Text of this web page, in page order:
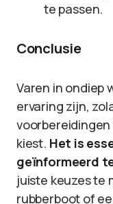
te passen.
Conclusie
Varen in ondiep
ervaring zijn,
kiest. Het is
geïnformeerd
juiste keuzes te
rubberboot of